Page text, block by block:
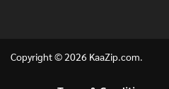
Copyright © 2026 KaaZip.com.